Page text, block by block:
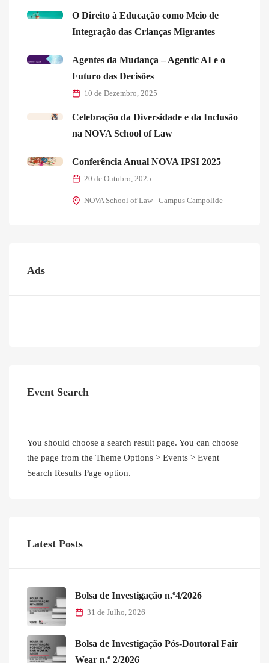
O Direito à Educação como Meio de
Integração das Crianças Migrantes
Agentes da Mudança – Agentic AI e o
Futuro das Decisões
10 de Dezembro, 2025
Celebração da Diversidade e da Inclusão
na NOVA School of Law
Conferência Anual NOVA IPSI 2025
20 de Outubro, 2025
NOVA School of Law - Campus Campolide
Ads
Event Search
You should choose a search result page. You can choose
the page from the Theme Options > Events > Event
Search Results Page option.
Latest Posts
Bolsa de Investigação n.º4/2026
31 de Julho, 2026
Bolsa de Investigação Pós-Doutoral Fair
Wear n.º 2/2026